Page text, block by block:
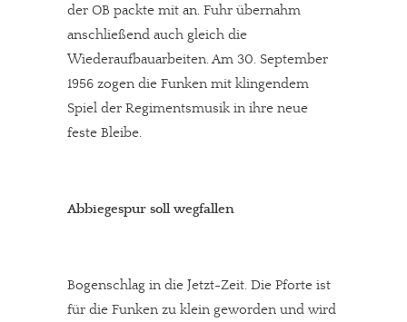
der OB packte mit an. Fuhr übernahm
anschließend auch gleich die
Wiederaufbauarbeiten. Am 30. September
1956 zogen die Funken mit klingendem
Spiel der Regimentsmusik in ihre neue
feste Bleibe.
Abbiegespur soll wegfallen
Bogenschlag in die Jetzt-Zeit. Die Pforte ist
für die Funken zu klein geworden und wird